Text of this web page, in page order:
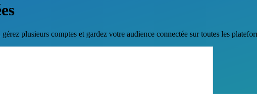
plusieurs comptes et gardez votre audience connectée sur toutes les